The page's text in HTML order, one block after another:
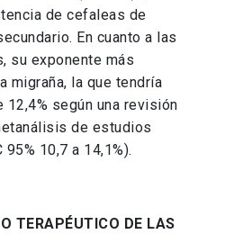
de cefaleas de
En cuanto a las
su exponente más
migraña, la que tendría
12,4% según una revisión
de estudios
10,7 a 14,1%).
TERAPÉUTICO DE LAS